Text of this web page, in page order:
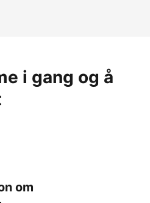
i gang og å
om